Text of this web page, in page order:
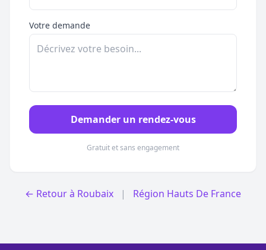
Votre demande
Demander un rendez-vous
Gratuit et sans engagement
← Retour à Roubaix | Région Hauts De France